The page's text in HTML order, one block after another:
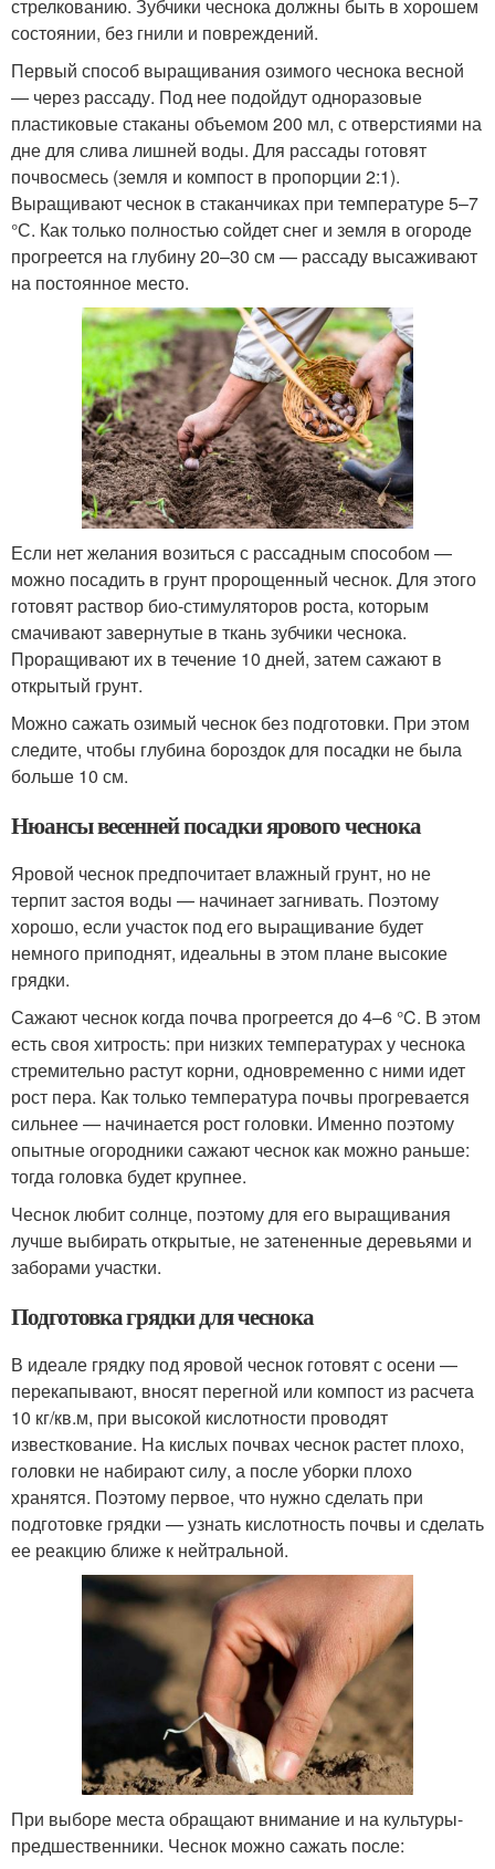
стрелкованию. Зубчики чеснока должны быть в хорошем
состоянии, без гнили и повреждений.
Первый способ выращивания озимого чеснока весной
— через рассаду. Под нее подойдут одноразовые
пластиковые стаканы объемом 200 мл, с отверстиями на
дне для слива лишней воды. Для рассады готовят
почвосмесь (земля и компост в пропорции 2:1).
Выращивают чеснок в стаканчиках при температуре 5–7
°С. Как только полностью сойдет снег и земля в огороде
прогреется на глубину 20–30 см — рассаду высаживают
на постоянное место.
Если нет желания возиться с рассадным способом —
можно посадить в грунт пророщенный чеснок. Для этого
готовят раствор био-стимуляторов роста, которым
смачивают завернутые в ткань зубчики чеснока.
Проращивают их в течение 10 дней, затем сажают в
открытый грунт.
Можно сажать озимый чеснок без подготовки. При этом
следите, чтобы глубина бороздок для посадки не была
больше 10 см.
Нюансы весенней посадки ярового чеснока
Яровой чеснок предпочитает влажный грунт, но не
терпит застоя воды — начинает загнивать. Поэтому
хорошо, если участок под его выращивание будет
немного приподнят, идеальны в этом плане высокие
грядки.
Сажают чеснок когда почва прогреется до 4–6 °C. В этом
есть своя хитрость: при низких температурах у чеснока
стремительно растут корни, одновременно с ними идет
рост пера. Как только температура почвы прогревается
сильнее — начинается рост головки. Именно поэтому
опытные огородники сажают чеснок как можно раньше:
тогда головка будет крупнее.
Чеснок любит солнце, поэтому для его выращивания
лучше выбирать открытые, не затененные деревьями и
заборами участки.
Подготовка грядки для чеснока
В идеале грядку под яровой чеснок готовят с осени —
перекапывают, вносят перегной или компост из расчета
10 кг/кв.м, при высокой кислотности проводят
известкование. На кислых почвах чеснок растет плохо,
головки не набирают силу, а после уборки плохо
хранятся. Поэтому первое, что нужно сделать при
подготовке грядки — узнать кислотность почвы и сделать
ее реакцию ближе к нейтральной.
При выборе места обращают внимание и на культуры-
предшественники. Чеснок можно сажать после: